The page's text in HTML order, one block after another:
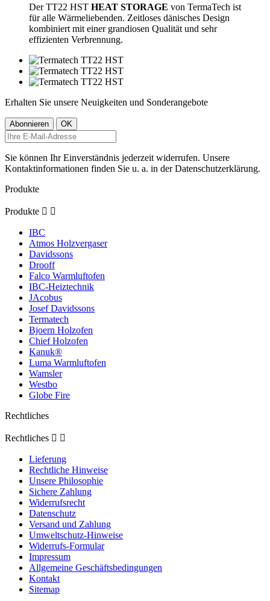
Der TT22 HST HEAT STORAGE von TermaTech ist
für alle Wärmeliebenden. Zeitloses dänisches Design
kombiniert mit einer grandiosen Qualität und sehr
effizienten Verbrennung.
Erhalten Sie unsere Neuigkeiten und Sonderangebote
Sie können Ihr Einverständnis jederzeit widerrufen. Unsere
Kontaktinformationen finden Sie u. a. in der Datenschutzerklärung.
Produkte
Produkte  
IBC
Atmos Holzvergaser
Davidssons
Drooff
Falco Warmluftofen
IBC-Heiztechnik
JAcobus
Josef Davidssons
Termatech
Bjoern Holzofen
Chief Holzofen
Kanuk®
Luma Warmluftofen
Wamsler
Westbo
Globe Fire
Rechtliches
Rechtliches  
Lieferung
Rechtliche Hinweise
Unsere Philosophie
Sichere Zahlung
Widerrufsrecht
Datenschutz
Versand und Zahlung
Umweltschutz-Hinweise
Widerrufs-Formular
Impressum
Allgemeine Geschäftsbedingungen
Kontakt
Sitemap